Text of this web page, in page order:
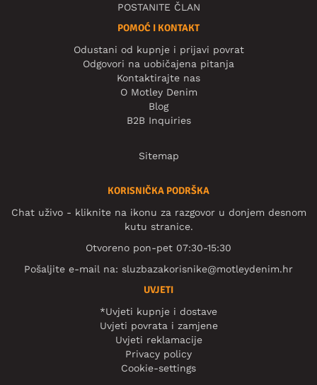
POSTANITE ČLAN
POMOĆ I KONTAKT
Odustani od kupnje i prijavi povrat
Odgovori na uobičajena pitanja
Kontaktirajte nas
O Motley Denim
Blog
B2B Inquiries
Sitemap
KORISNIČKA PODRŠKA
Chat uživo - kliknite na ikonu za razgovor u donjem desnom
kutu stranice.
Otvoreno pon-pet 07:30-15:30
Pošaljite e-mail na: sluzbazakorisnike@motleydenim.hr
UVJETI
*Uvjeti kupnje i dostave
Uvjeti povrata i zamjene
Uvjeti reklamacije
Privacy policy
Cookie-settings